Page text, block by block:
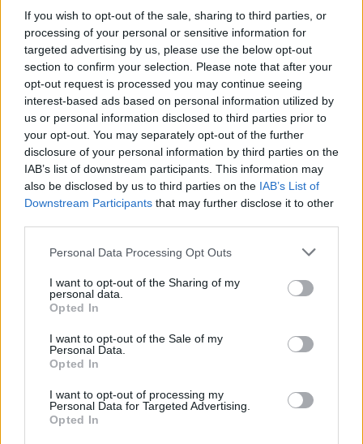
If you wish to opt-out of the sale, sharing to third parties, or
processing of your personal or sensitive information for
targeted advertising by us, please use the below opt-out
section to confirm your selection. Please note that after your
opt-out request is processed you may continue seeing
interest-based ads based on personal information utilized by
us or personal information disclosed to third parties prior to
your opt-out. You may separately opt-out of the further
disclosure of your personal information by third parties on the
IAB’s list of downstream participants. This information may
also be disclosed by us to third parties on the IAB’s List of
Downstream Participants that may further disclose it to other
Personal Data Processing Opt Outs
I want to opt-out of the Sharing of my
personal data.
Opted In
I want to opt-out of the Sale of my
Personal Data.
Opted In
I want to opt-out of processing my
Personal Data for Targeted Advertising.
Opted In
οπλισμένα τουρκικά F-16
στο Αιγαίο – 10
παραβάσεις και 17
παραβιάσεις ο
απολογισμός
δουλειά που
Χέγκσεθ»
ΔΙΑΦΗΜΙΣΗ